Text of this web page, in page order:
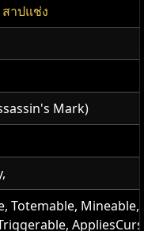
สาปแช่ง
Mark)
Totemable, Mineable,